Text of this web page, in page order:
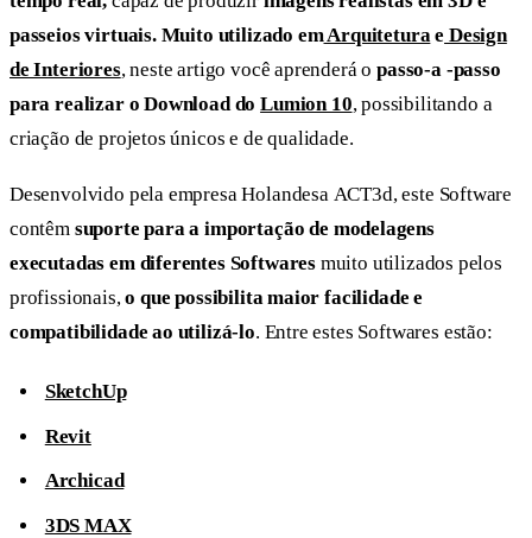
passeios virtuais. Muito utilizado emArquitetura e Design
de Interiores, neste artigo você aprenderá o passo-a -passo
para realizar o Download doLumion 10, possibilitando a
criação de projetos únicos e de qualidade.
Desenvolvido pela empresa Holandesa ACT3d, este Software
contêm suporte para a importação de modelagens
executadas em diferentes Softwares muito utilizados pelos
profissionais,o que possibilita maior facilidade e
compatibilidade ao utilizá-lo. Entre estes Softwares estão:
SketchUp
Revit
Archicad
3DS MAX